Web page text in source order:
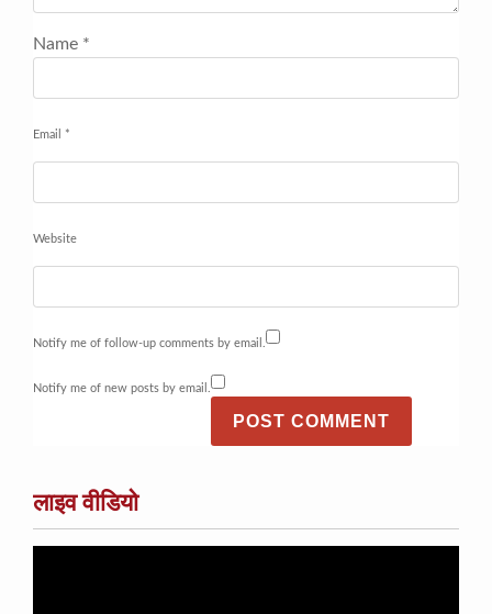
Name *
Email *
Website
Notify me of follow-up comments by email.
Notify me of new posts by email.
लाइव वीडियो